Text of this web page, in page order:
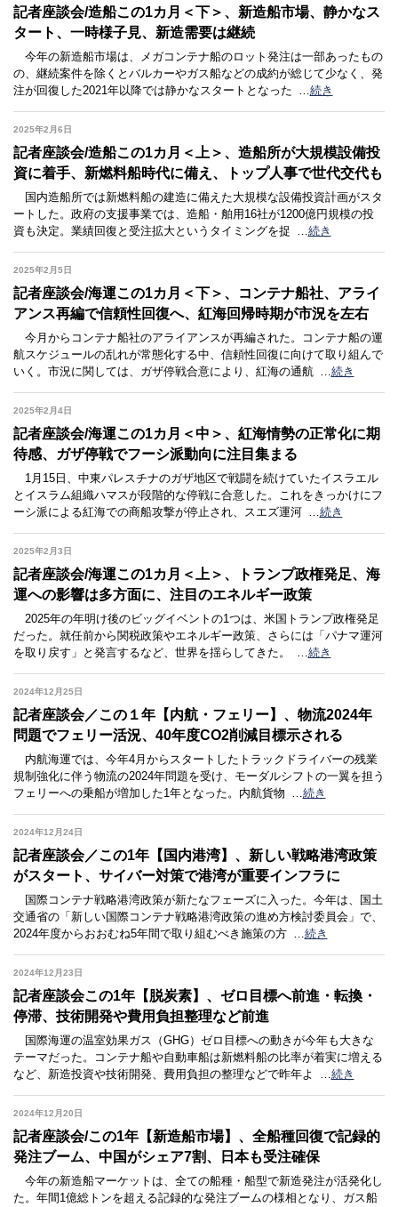
記者座談会/造船この1カ月＜下＞、新造船市場、静かなス
タート、一時様子見、新造需要は継続
今年の新造船市場は、メガコンテナ船のロット発注は一部あったもの
の、継続案件を除くとバルカーやガス船などの成約が総じて少なく、発
注が回復した2021年以降では静かなスタートとなった …続き
2025年2月6日
記者座談会/造船この1カ月＜上＞、造船所が大規模設備投
資に着手、新燃料船時代に備え、トップ人事で世代交代も
国内造船所では新燃料船の建造に備えた大規模な設備投資計画がスタ
ートした。政府の支援事業では、造船・舶用16社が1200億円規模の投
資も決定。業績回復と受注拡大というタイミングを捉 …続き
2025年2月5日
記者座談会/海運この1カ月＜下＞、コンテナ船社、アライ
アンス再編で信頼性回復へ、紅海回帰時期が市況を左右
今月からコンテナ船社のアライアンスが再編された。コンテナ船の運
航スケジュールの乱れが常態化する中、信頼性回復に向けて取り組んで
いく。市況に関しては、ガザ停戦合意により、紅海の通航 …続き
2025年2月4日
記者座談会/海運この1カ月＜中＞、紅海情勢の正常化に期
待感、ガザ停戦でフーシ派動向に注目集まる
1月15日、中東パレスチナのガザ地区で戦闘を続けていたイスラエル
とイスラム組織ハマスが段階的な停戦に合意した。これをきっかけにフ
ーシ派による紅海での商船攻撃が停止され、スエズ運河 …続き
2025年2月3日
記者座談会/海運この1カ月＜上＞、トランプ政権発足、海
運への影響は多方面に、注目のエネルギー政策
2025年の年明け後のビッグイベントの1つは、米国トランプ政権発足
だった。就任前から関税政策やエネルギー政策、さらには「パナマ運河
を取り戻す」と発言するなど、世界を揺らしてきた。
…続き
2024年12月25日
記者座談会／この１年【内航・フェリー】、物流2024年
問題でフェリー活況、40年度CO2削減目標示される
内航海運では、今年4月からスタートしたトラックドライバーの残業
規制強化に伴う物流の2024年問題を受け、モーダルシフトの一翼を担う
フェリーへの乗船が増加した1年となった。内航貨物 …続き
2024年12月24日
記者座談会／この1年【国内港湾】、新しい戦略港湾政策
がスタート、サイバー対策で港湾が重要インフラに
国際コンテナ戦略港湾政策が新たなフェーズに入った。今年は、国土
交通省の「新しい国際コンテナ戦略港湾政策の進め方検討委員会」で、
2024年度からおおむね5年間で取り組むべき施策の方 …続き
2024年12月23日
記者座談会この1年【脱炭素】、ゼロ目標へ前進・転換・
停滞、技術開発や費用負担整理など前進
国際海運の温室効果ガス（GHG）ゼロ目標への動きが今年も大きな
テーマだった。コンテナ船や自動車船は新燃料船の比率が着実に増える
など、新造投資や技術開発、費用負担の整理などで昨年よ
…続き
2024年12月20日
記者座談会/この1年【新造船市場】、全船種回復で記録的
発注ブーム、中国がシェア7割、日本も受注確保
今年の新造船マーケットは、全ての船種・船型で新造発注が活発化し
た。年間1億総トンを超える記録的な発注ブームの様相となり、ガス船